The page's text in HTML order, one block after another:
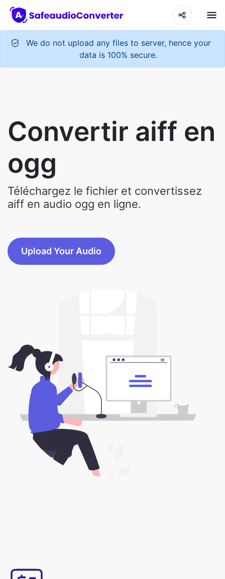
We do not upload any files to server, hence your
data is 100% secure.
ogg
Téléchargez le fichier et convertissez
aiff en audio ogg en ligne.